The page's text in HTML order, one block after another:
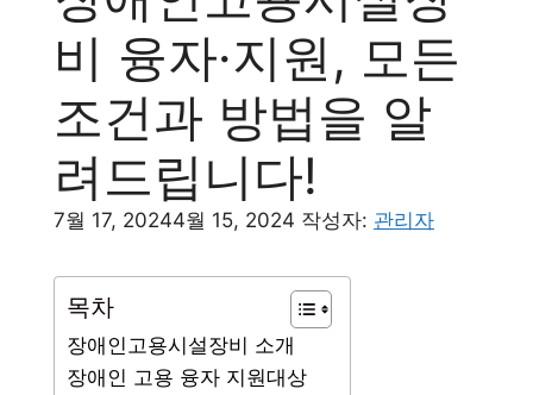
비 융자·지원, 모든
조건과 방법을 알
려드립니다!
7월 17, 20244월 15, 2024 작성자: 관리자
목차
장애인고용시설장비 소개
장애인 고용 융자 지원대상